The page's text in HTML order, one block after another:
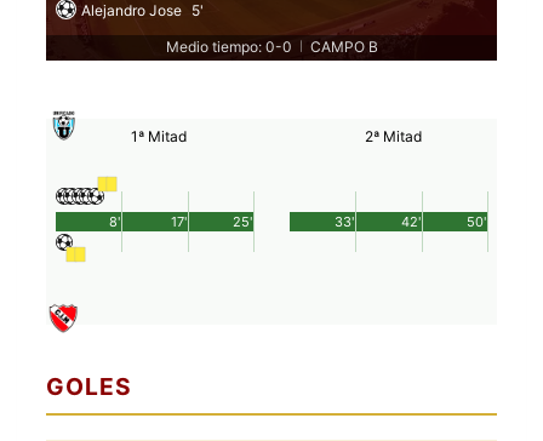
Alejandro Jose 5'
Medio tiempo: 0-0 CAMPO B
1ª Mitad
25'
8' 17'
2ª Mitad
50'
33' 42'
GOLES